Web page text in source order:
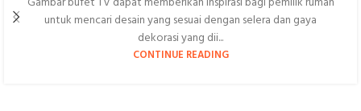
untuk mencari desain yang sesuai dengan selera dan gaya
dekorasi yang dii...
CONTINUE READING